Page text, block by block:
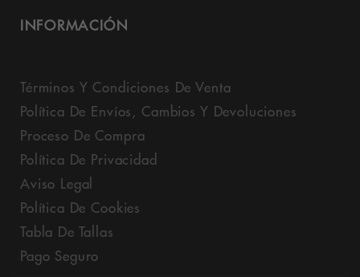
INFORMACIÓN
Términos Y Condiciones De Venta
Política De Envíos, Cambios Y Devoluciones
Proceso De Compra
Política De Privacidad
Aviso Legal
Política De Cookies
Tabla De Tallas
Pago Seguro